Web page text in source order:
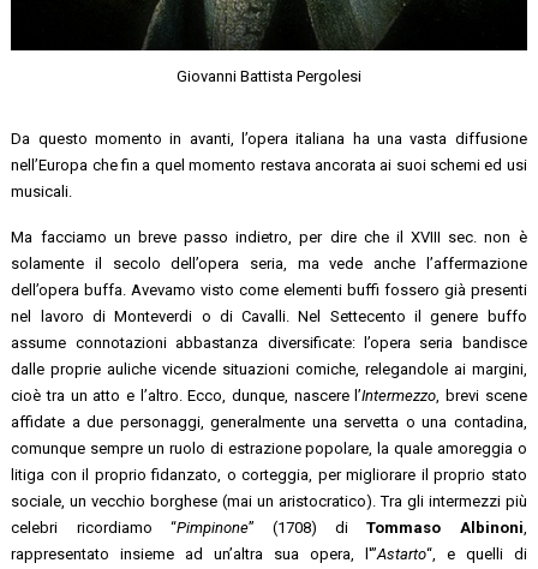
Giovanni Battista Pergolesi
Da questo momento in avanti, l’opera italiana ha una vasta diffusione
nell’Europa che fin a quel momento restava ancorata ai suoi schemi ed usi
musicali.
Ma facciamo un breve passo indietro, per dire che il XVIII sec. non è
solamente il secolo dell’opera seria, ma vede anche l’affermazione
dell’opera buffa. Avevamo visto come elementi buffi fossero già presenti
nel lavoro di Monteverdi o di Cavalli. Nel Settecento il genere buffo
assume connotazioni abbastanza diversificate: l’opera seria bandisce
dalle proprie auliche vicende situazioni comiche, relegandole ai margini,
cioè tra un atto e l’altro. Ecco, dunque, nascere l’Intermezzo , brevi scene
affidate a due personaggi, generalmente una servetta o una contadina,
comunque sempre un ruolo di estrazione popolare, la quale amoreggia o
litiga con il proprio fidanzato, o corteggia, per migliorare il proprio stato
sociale, un vecchio borghese (mai un aristocratico). Tra gli intermezzi più
celebri ricordiamo “Pimpinone” (1708) diTommaso Albinoni
rappresentato insieme ad un’altra sua opera, l'”Astarto“, e quelli di